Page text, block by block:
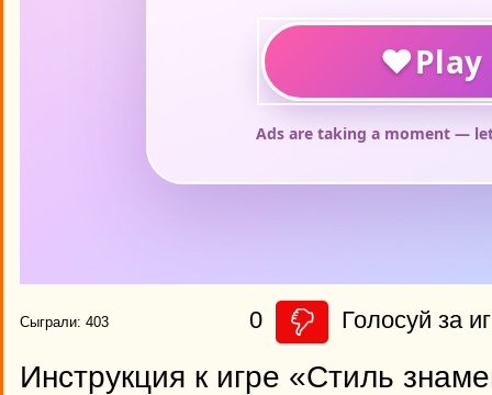
Сыграли: 403 0 Голосуй за
Инструкция к игре «Стиль